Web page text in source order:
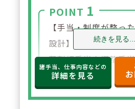
POINT 1
【手当・制度が整っ
設計】
薬剤師手当や調整手
定薬剤師手当（月
職手当（月2万円～）
続きを見る...
諸手当、仕事内容などの
詳細を見る